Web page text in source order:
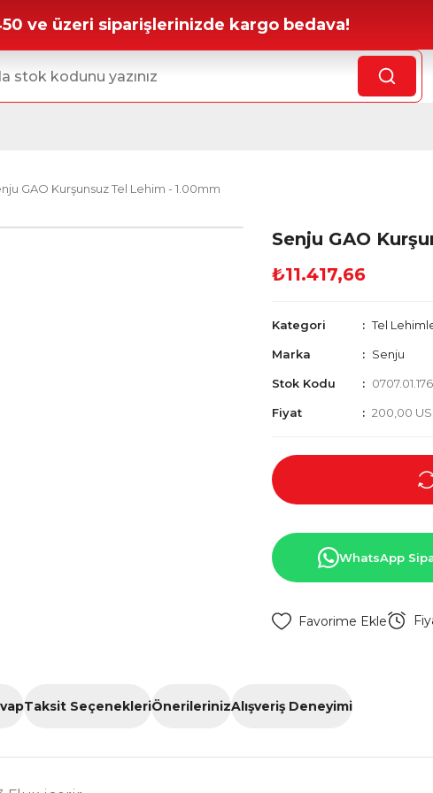
ve üzeri siparişlerinizde kargo bedava!
GAO Kurşunsuz Tel Lehim - 1.00mm
Senju GAO
₺11.417,66
Kategori Tel
Marka Senju
Stok Kodu
Fiyat 200,00
WhatsApp
Taksit SeçenekleriÖnerilerinizAlışveriş Deneyimi